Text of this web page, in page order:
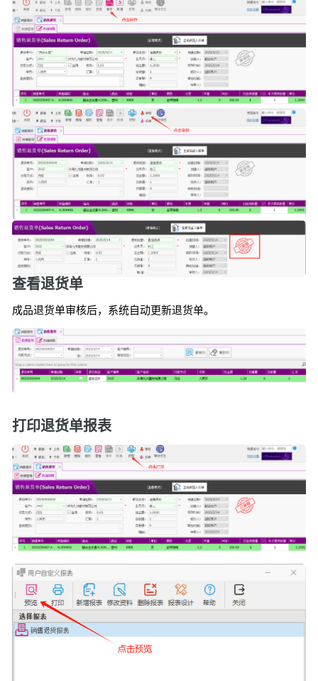
查看退货单
成品退货单审核后，系统自动更新退货单。
打印退货单报表